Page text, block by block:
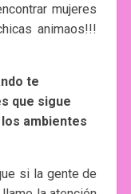
mujeres
animaos!!!
te
que sigue
ambientes
si la gente de